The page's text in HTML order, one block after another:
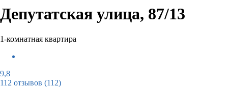
Депутатская улица, 87/13
1-комнатная квартира
9,8
112 отзывов (112)